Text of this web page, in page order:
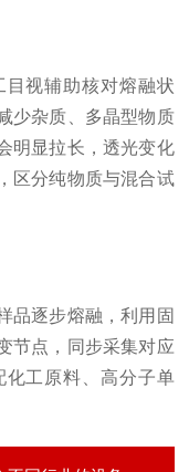
视辅助核对熔融状
少杂质、多晶型物质
明显拉长，透光变化
区分纯物质与混合试
品逐步熔融，利用固
节点，同步采集对应
工原料、高分子单